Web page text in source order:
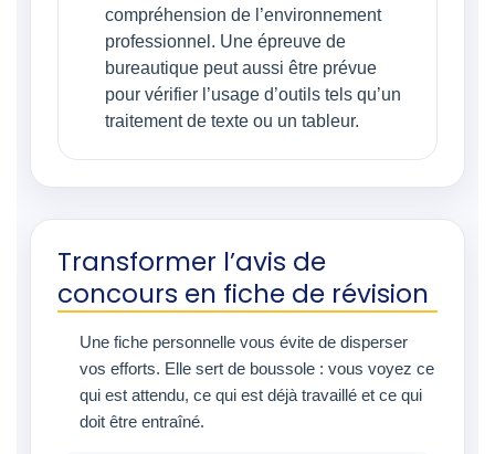
compréhension de l’environnement
professionnel. Une épreuve de
bureautique peut aussi être prévue
pour vérifier l’usage d’outils tels qu’un
traitement de texte ou un tableur.
Transformer l’avis de
concours en fiche de révision
Une fiche personnelle vous évite de disperser
vos efforts. Elle sert de boussole : vous voyez ce
qui est attendu, ce qui est déjà travaillé et ce qui
doit être entraîné.